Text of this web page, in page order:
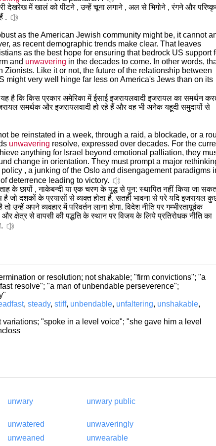
देखरेख में खालं को पीटने , उन्हें चूना लगाने , अल से भिगोने , रंगने और
.
as the American Jewish community might be, it cannot
as recent demographic trends make clear. That leaves
as the best hope for ensuring that bedrock US support
and unwavering in the decades to come. In other words,
Zionists. Like it or not, the future of the relationship between
might very well hinge far less on America's Jews than on its
यह है कि किस प्रकार अमेरिका में ईसाई इजरायलवादी इजरायल का समर्थन
समर्थक और इजरायलवादी हो रहे हैं और वह भी अनेक यहूदी समुदायों से
be reinstated in a week, through a raid, a blockade, or a
unwavering resolve, expressed over decades. For the
anything for Israel beyond emotional palliation, they
change in orientation. They must prompt a major
, a junking of the Oslo and disengagement paradigms
deterrence leading to victory.
के छापों , नाकेबन्दी या एक चरण के युद्ध से पुन: स्थापित नहीं किया जा
जो दशकों के प्रयासों से व्यक्त होता है. सतही भावना से परे यदि इजरायल
तो उन्हें अपने व्यवहार में परिवर्तन लाना होगा. विदेश नीति पर गम्भीरतापूर्वक
क्षेत्र से वापसी की पद्धति के स्थान पर विजय के लिये प्रतिरोधक नीति का
or resolution; not shakable; "firm convictions"; "a
resolve"; "a man of unbendable perseverence";
, steady, stiff, unbendable, unfaltering, unshakable,
variations; "spoke in a level voice"; "she gave him a level
unwary unwary public
unwatered
unwaveringly
unweaned unwearable